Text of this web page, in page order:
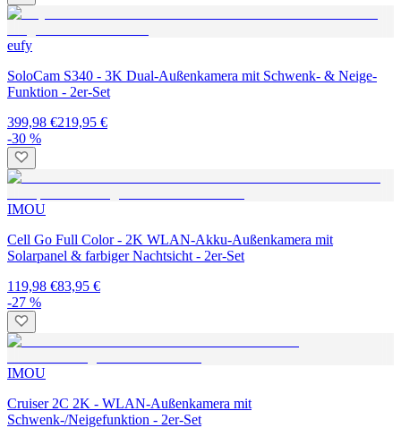
eufy
SoloCam S340 - 3K Dual-Außenkamera mit Schwenk- & Neige-
Funktion - 2er-Set
399,98 €219,95 €
-30 %
IMOU
Cell Go Full Color - 2K WLAN-Akku-Außenkamera mit
Solarpanel & farbiger Nachtsicht - 2er-Set
119,98 €83,95 €
-27 %
IMOU
Cruiser 2C 2K - WLAN-Außenkamera mit
Schwenk-/Neigefunktion - 2er-Set